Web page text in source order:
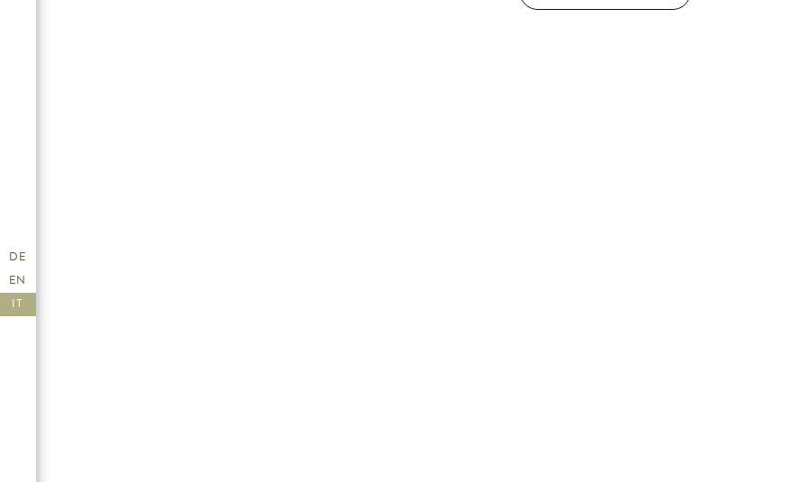
DE
EN
IT